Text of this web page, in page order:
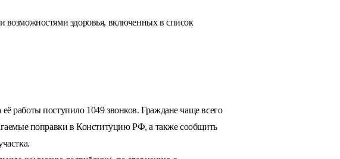
возможностями здоровья, включенных в список
поступило 1049 звонков. Граждане чаще всего
поправки в Конституцию РФ, а также сообщить